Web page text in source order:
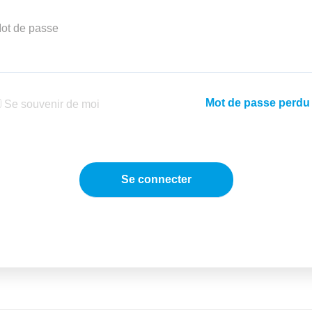
de passe
Mot de passe perdu
Se souvenir de moi